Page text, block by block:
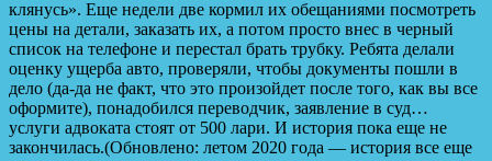
клянусь». Еще недели две кормил их обещаниями посмотреть
цены на детали, заказать их, а потом просто внес в черный
список на телефоне и перестал брать трубку. Ребята делали
оценку ущерба авто, проверяли, чтобы документы пошли в
дело (да-да не факт, что это произойдет после того, как вы все
оформите), понадобился переводчик, заявление в суд…
услуги адвоката стоят от 500 лари. И история пока еще не
закончилась.(Обновлено: летом 2020 года — история все еще